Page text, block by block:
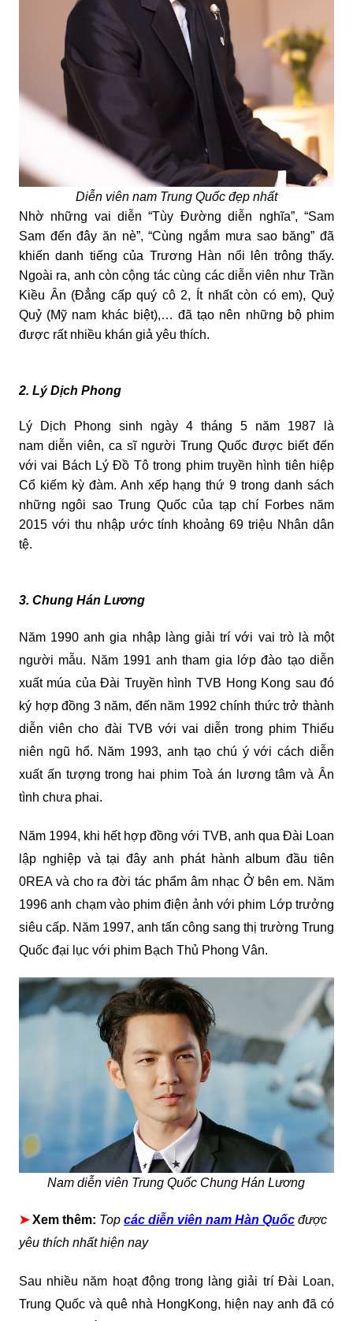
Diễn viên nam Trung Quốc đẹp nhất
Nhờ những vai diễn “Tùy Đường diễn nghĩa”, “Sam
Sam đến đây ăn nè”, “Cùng ngắm mưa sao băng” đã
khiến danh tiếng của Trương Hàn nổi lên trông thấy.
Ngoài ra, anh còn cộng tác cùng các diễn viên như Trần
Kiều Ân (Đẳng cấp quý cô 2, Ít nhất còn có em), Quỷ
Quỷ (Mỹ nam khác biệt),… đã tạo nên những bộ phim
được rất nhiều khán giả yêu thích.
2. Lý Dịch Phong
Lý Dịch Phong sinh ngày 4 tháng 5 năm 1987 là
nam diễn viên, ca sĩ người Trung Quốc được biết đến
với vai Bách Lý Đồ Tô trong phim truyền hình tiên hiệp
Cổ kiếm kỳ đàm. Anh xếp hạng thứ 9 trong danh sách
những ngôi sao Trung Quốc của tạp chí Forbes năm
2015 với thu nhập ước tính khoảng 69 triệu Nhân dân
tệ.
3. Chung Hán Lương
Năm 1990 anh gia nhập làng giải trí với vai trò là một
người mẫu. Năm 1991 anh tham gia lớp đào tạo diễn
xuất múa của Đài Truyền hình TVB Hong Kong sau đó
ký hợp đồng 3 năm, đến năm 1992 chính thức trở thành
diễn viên cho đài TVB với vai diễn trong phim Thiếu
niên ngũ hổ. Năm 1993, anh tạo chú ý với cách diễn
xuất ấn tượng trong hai phim Toà án lương tâm và Ân
tình chưa phai.
Năm 1994, khi hết hợp đồng với TVB, anh qua Đài Loan
lập nghiệp và tại đây anh phát hành album đầu tiên
0REA và cho ra đời tác phẩm âm nhạc Ở bên em. Năm
1996 anh chạm vào phim điện ảnh với phim Lớp trưởng
siêu cấp. Năm 1997, anh tấn công sang thị trường Trung
Quốc đại lục với phim Bạch Thủ Phong Vân.
Nam diễn viên Trung Quốc Chung Hán Lương
➤Xem thêm: Top các diễn viên nam Hàn Quốcđược
yêu thích nhất hiện nay
Sau nhiều năm hoạt động trong làng giải trí Đài Loan,
Trung Quốc và quê nhà HongKong, hiện nay anh đã có